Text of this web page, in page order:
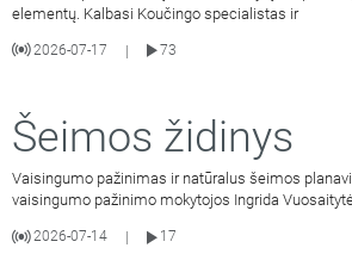
elementų. Kalbasi Koučingo specialistas ir
2026-07-17 |
73
Šeimos židinys
Vaisingumo pažinimas ir natūralus šeimos
vaisingumo pažinimo mokytojos Ingrida
2026-07-14
17